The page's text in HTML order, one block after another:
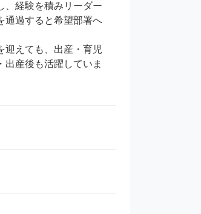
、経験を積みリーダー
通過すると希望部署へ
迎えても、出産・育児
産後も活躍していま